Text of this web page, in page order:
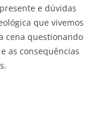
e dúvidas
que vivemos
cena questionando
as consequências